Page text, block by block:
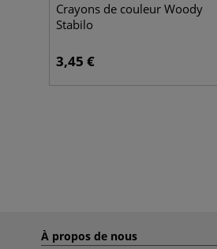
Crayons de couleur Woody
Stabilo
3,45 €
À propos de nous